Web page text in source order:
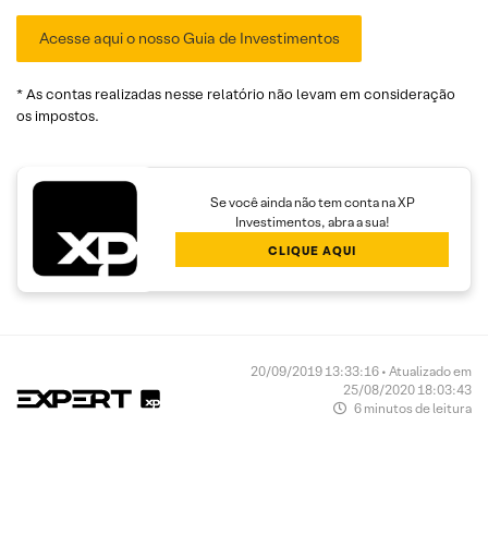
Acesse aqui o nosso Guia de Investimentos
* As contas realizadas nesse relatório não levam em consideração
os impostos.
Se você ainda não tem conta na XP
Investimentos, abra a sua!
CLIQUE AQUI
20/09/2019 13:33:16 • Atualizado em
25/08/2020 18:03:43
6 minutos de leitura